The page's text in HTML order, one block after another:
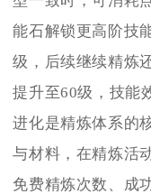
能石解锁更高阶技
级，后续继续精炼
提升至60级，技能
进化是精炼体系的
与材料，在精炼活
免费精炼次数、成